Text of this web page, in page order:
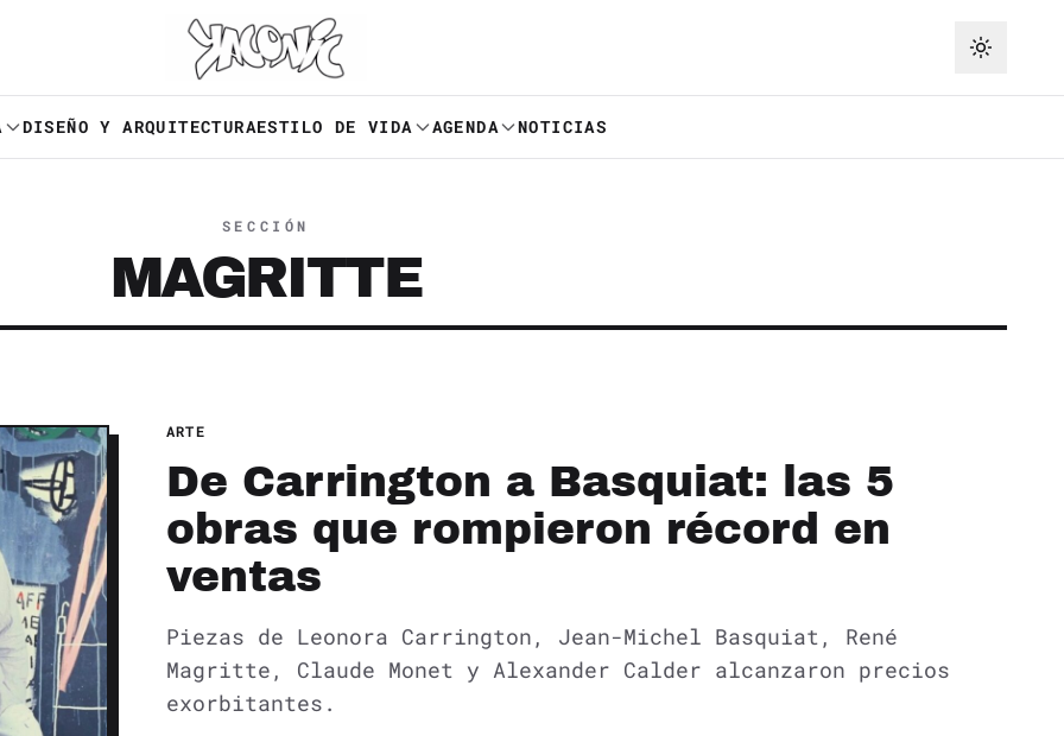
DISEÑO Y ARQUITECTURAESTILO DE VIDA AGENDA NOTICIAS
SECCIÓN
MAGRITTE
ARTE
De Carrington a Basquiat: las 5
obras que rompieron récord en
ventas
Piezas de Leonora Carrington, Jean-Michel Basquiat, René
Magritte, Claude Monet y Alexander Calder alcanzaron precios
exorbitantes.